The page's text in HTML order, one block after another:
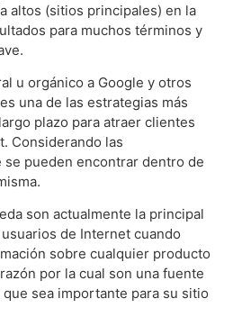
altos (sitios principales) en la
para muchos términos y
u orgánico a Google y otros
una de las estrategias más
plazo para atraer clientes
Considerando las
pueden encontrar dentro de
son actualmente la principal
de Internet cuando
sobre cualquier producto
por la cual son una fuente
sea importante para su sitio